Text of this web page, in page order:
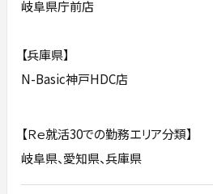
岐阜県庁前店
【兵庫県】
N-Basic神戸HDC店
【Ｒｅ就活30での勤務エリア分類】
岐阜県、愛知県、兵庫県